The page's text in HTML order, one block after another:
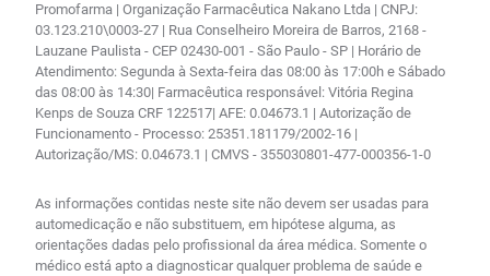
Promofarma | Organização Farmacêutica Nakano Ltda | CNPJ:
03.123.210\0003-27 | Rua Conselheiro Moreira de Barros, 2168 -
Lauzane Paulista - CEP 02430-001 - São Paulo - SP | Horário de
Atendimento: Segunda à Sexta-feira das 08:00 às 17:00h e Sábado
das 08:00 às 14:30| Farmacêutica responsável: Vitória Regina
Kenps de Souza CRF 122517| AFE: 0.04673.1 | Autorização de
Funcionamento - Processo: 25351.181179/2002-16 |
Autorização/MS: 0.04673.1 | CMVS - 355030801-477-000356-1-0
As informações contidas neste site não devem ser usadas para
automedicação e não substituem, em hipótese alguma, as
orientações dadas pelo profissional da área médica. Somente o
médico está apto a diagnosticar qualquer problema de saúde e